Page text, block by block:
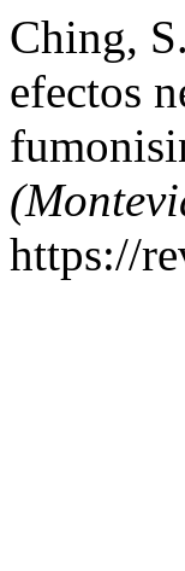
Ching,
efectos
https://